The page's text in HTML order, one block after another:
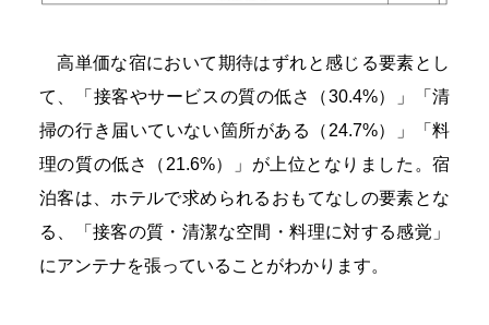
高単価な宿において期待はずれと感じる要素とし
て、「接客やサービスの質の低さ（30.4%）」「清
掃の行き届いていない箇所がある（24.7%）」「料
理の質の低さ（21.6%）」が上位となりました。宿
泊客は、ホテルで求められるおもてなしの要素とな
る、「接客の質・清潔な空間・料理に対する感覚」
にアンテナを張っていることがわかります。